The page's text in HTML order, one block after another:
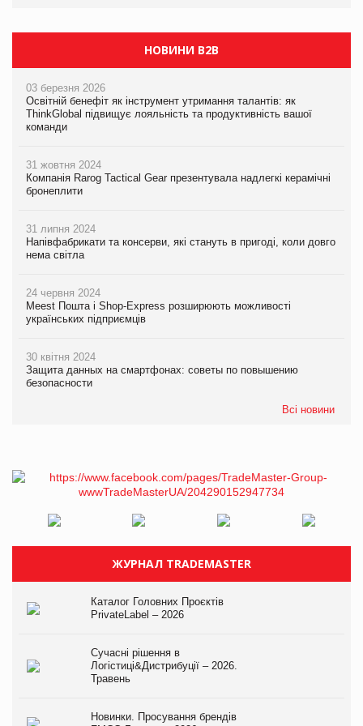
НОВИНИ B2B
03 березня 2026
Освітній бенефіт як інструмент утримання талантів: як
ThinkGlobal підвищує лояльність та продуктивність вашої
команди
31 жовтня 2024
Компанія Rarog Tactical Gear презентувала надлегкі керамічні
бронеплити
31 липня 2024
Напівфабрикати та консерви, які стануть в пригоді, коли довго
нема світла
24 червня 2024
Meest Пошта і Shop-Express розширюють можливості
українських підприємців
30 квітня 2024
Защита данных на смартфонах: советы по повышению
безопасности
Всі новини
ЖУРНАЛ TRADEMASTER
Каталог Головних Проєктів
PrivateLabel – 2026
Сучасні рішення в
Логістиці&Дистрибуції – 2026.
Травень
Новинки. Просування брендів